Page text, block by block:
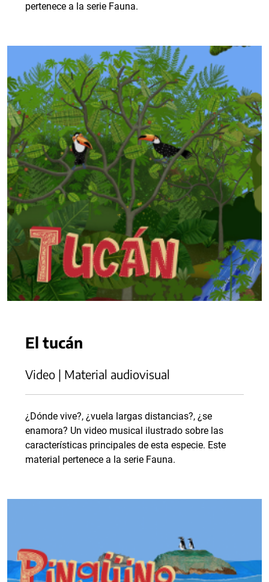
pertenece a la serie Fauna.
El tucán
Video | Material audiovisual
¿Dónde vive?, ¿vuela largas distancias?, ¿se
enamora? Un video musical ilustrado sobre las
características principales de esta especie. Este
material pertenece a la serie Fauna.